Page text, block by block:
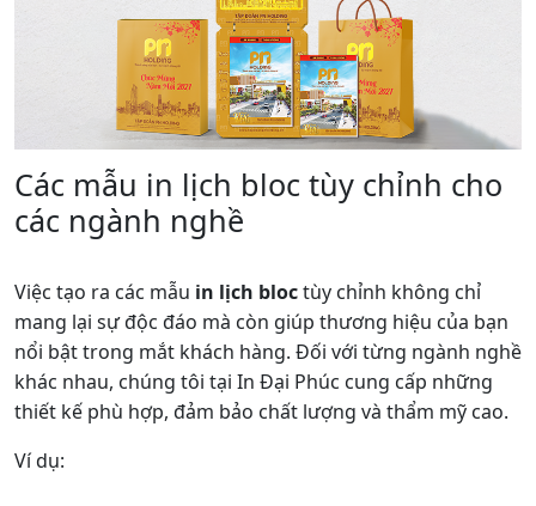
Các mẫu in lịch bloc tùy chỉnh cho
các ngành nghề
Việc tạo ra các mẫu in lịch bloctùy chỉnh không chỉ
mang lại sự độc đáo mà còn giúp thương hiệu của bạn
nổi bật trong mắt khách hàng. Đối với từng ngành nghề
khác nhau, chúng tôi tại In Đại Phúc cung cấp những
thiết kế phù hợp, đảm bảo chất lượng và thẩm mỹ cao.
Ví dụ: